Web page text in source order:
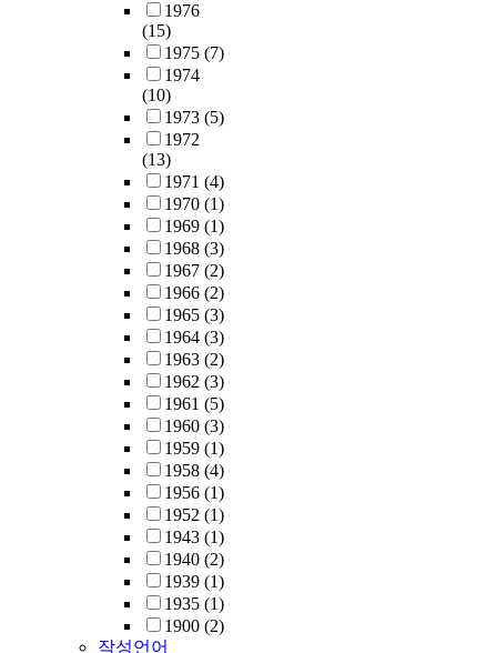
1976
(15)
1975 (7)
1974
(10)
1973 (5)
1972
(13)
1971 (4)
1970 (1)
1969 (1)
1968 (3)
1967 (2)
1966 (2)
1965 (3)
1964 (3)
1963 (2)
1962 (3)
1961 (5)
1960 (3)
1959 (1)
1958 (4)
1956 (1)
1952 (1)
1943 (1)
1940 (2)
1939 (1)
1935 (1)
1900 (2)
작성언어